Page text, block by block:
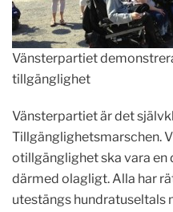
Vänsterpartiet
tillgänglighet
Vänsterpartiet är det
Tillgänglighetsmarschen.
otillgänglighet ska vara
därmed olagligt. Alla har
utestängs hundratuseltals